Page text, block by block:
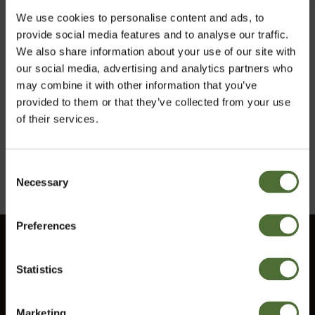
We use cookies to personalise content and ads, to
provide social media features and to analyse our traffic.
We also share information about your use of our site with
our social media, advertising and analytics partners who
may combine it with other information that you’ve
provided to them or that they’ve collected from your use
of their services.
Selection
Necessary
Preferences
Statistics
Marketing
pasargāti ar intelektuālā īpašuma tiesībām, ieskaitot
autortiesības, un citi mums piederošie dokumenti,
licenses to lietošanai. Materiāli iekļauj, bet nav limitēti
dizainā, izkārtojumā, bildēs, vizuālajā izskatā, grafikā
un dokumentos internetlapā, kā arī cits saturs, kā
produktu apraksts, cenrādis, tehniskā vadība,
specifikācijas un citi teksti.
reklāmas nolūkos bez mūsu rakstiskas atļāujas.